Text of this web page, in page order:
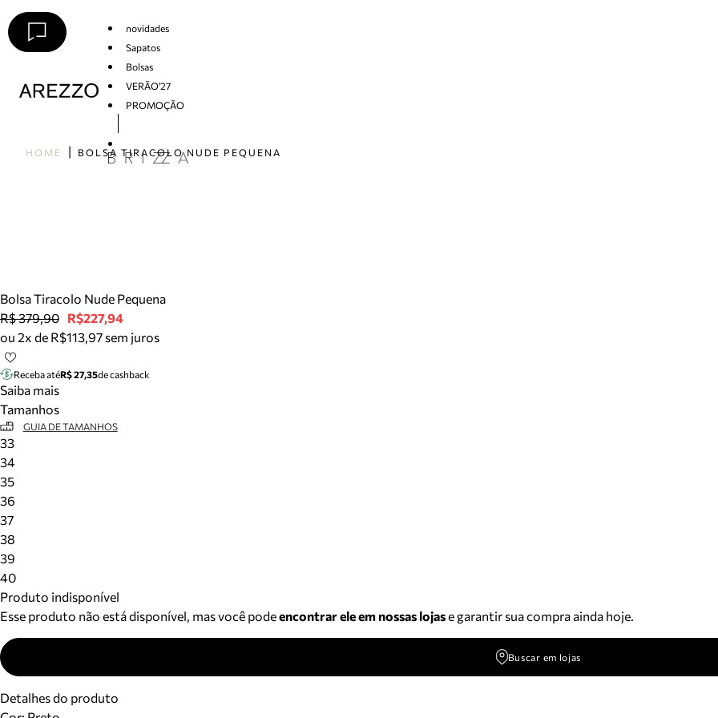
novidades
Sapatos
Bolsas
VERÃO'27
PROMOÇÃO
HOME BOLSA TIRACOLO NUDE PEQUENA
Bolsa Tiracolo Nude Pequena
R$ 379,90 R$227,94
ou 2x de R$113,97 sem juros
Receba atéR$ 27,35de cashback
Saiba mais
Tamanhos
GUIA DE TAMANHOS
33
34
35
36
37
38
39
40
Produto indisponível
Esse produto não está disponível, mas você podeencontrar ele em nossas lojase garantir sua compra ainda hoje.
Buscar em lojas
Detalhes do produto